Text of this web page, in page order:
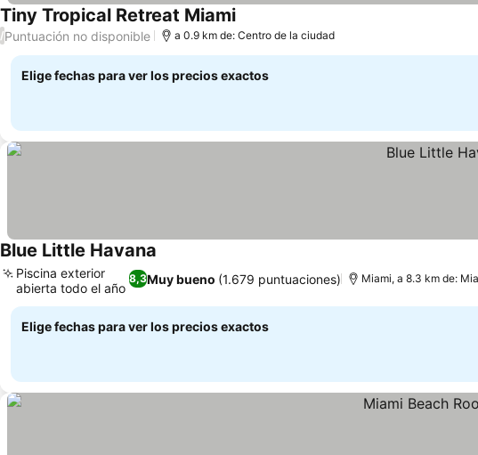
Tiny Tropical Retreat MiamiVer precios
/Puntuación no disponible a 0.9 km de: Centro de la ciudad
Elige fechas para ver los precios exactos
Blue Little Havana
8,3Muy bueno (1.679 puntuaciones)
Piscina exterior
abierta todo el año
Miami, a 8.3 km de:
Elige fechas para ver los precios exactos